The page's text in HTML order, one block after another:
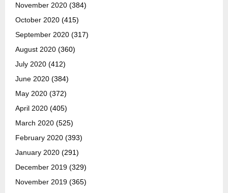
November 2020 (384)
October 2020 (415)
September 2020 (317)
August 2020 (360)
July 2020 (412)
June 2020 (384)
May 2020 (372)
April 2020 (405)
March 2020 (525)
February 2020 (393)
January 2020 (291)
December 2019 (329)
November 2019 (365)